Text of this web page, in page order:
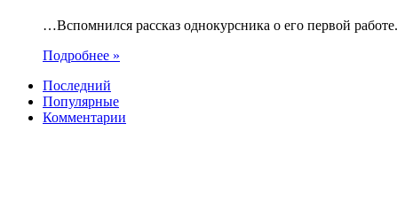
…Вспомнился рассказ однокурсника о его первой
Подробнее »
Последний
Популярные
Комментарии